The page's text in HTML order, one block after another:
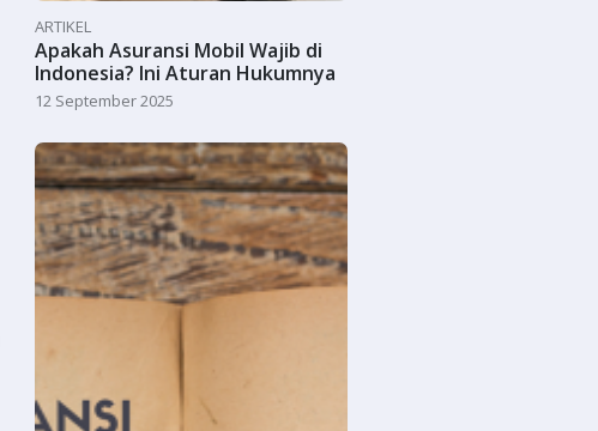
ARTIKEL
Apakah Asuransi Mobil Wajib di
Indonesia? Ini Aturan Hukumnya
12 September 2025